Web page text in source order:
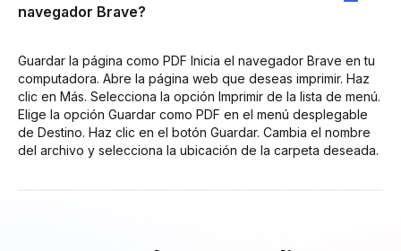
navegador Brave?
Guardar la página como PDF Inicia el navegador Brave en tu
computadora. Abre la página web que deseas imprimir. Haz
clic en Más. Selecciona la opción Imprimir de la lista de menú.
Elige la opción Guardar como PDF en el menú desplegable
de Destino. Haz clic en el botón Guardar. Cambia el nombre
del archivo y selecciona la ubicación de la carpeta deseada.